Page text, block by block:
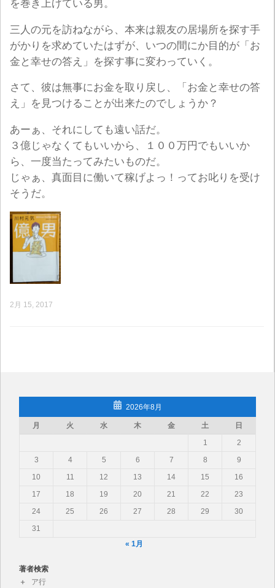
を巻き上げている男。
三人の元を訪ねながら、本来は親友の居場所を探す手
がかりを求めていたはずが、いつの間にか目的が「お
金と幸せの答え」を探す事に変わっていく。
さて、彼は無事にお金を取り戻し、「お金と幸せの答
え」を見つけることが出来たのでしょうか？
あーぁ、それにしても遠い話だ。
３億じゃなくてもいいから、１００万円でもいいか
ら、一度当たってみたいものだ。
じゃぁ、真面目に働いて稼げよっ！ってお叱りを受け
そうだ。
2月 15, 2017
2026年8月
月 火 水 木 金 土
日
1
2
3
4 5 6 7 8
9
10
11 12 13 14 15
16
17
18 19 20 21 22
23
24
25 26 27 28 29
30
31
« 1月
著者検索
ア行